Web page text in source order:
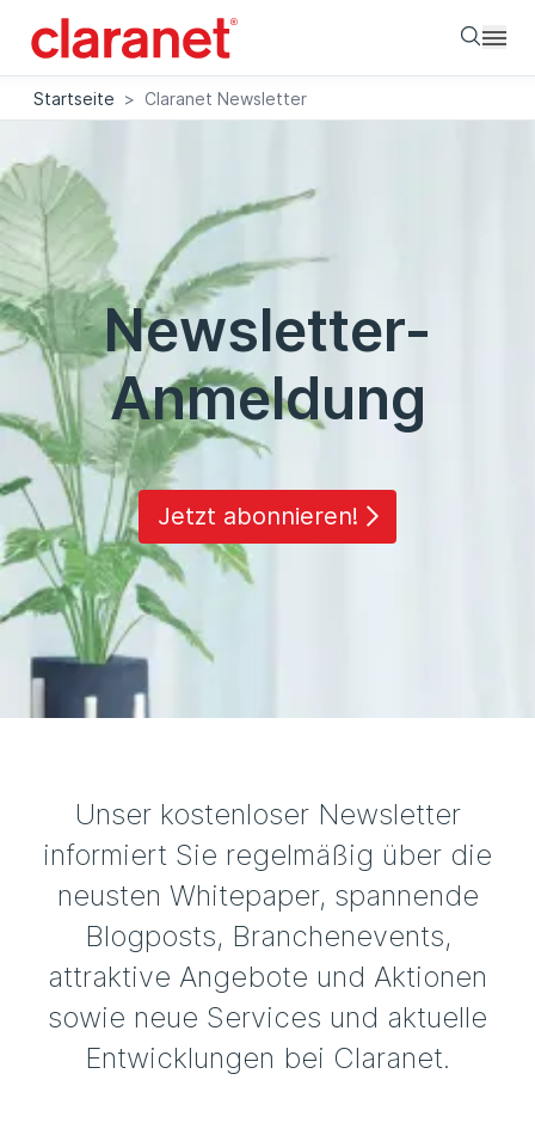
Startseite > Claranet Newsletter
Newsletter-
Anmeldung
Jetzt abonnieren!
Unser kostenloser Newsletter
informiert Sie regelmäßig über die
neusten Whitepaper, spannende
Blogposts, Branchenevents,
attraktive Angebote und Aktionen
sowie neue Services und aktuelle
Entwicklungen bei Claranet.